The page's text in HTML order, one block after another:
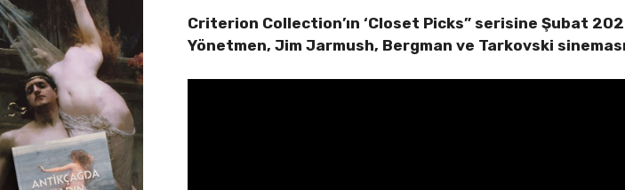
Criterion Collection’ın ‘Closet Picks” serisine Şubat
Yönetmen, Jim Jarmush, Bergman ve Tarkovski